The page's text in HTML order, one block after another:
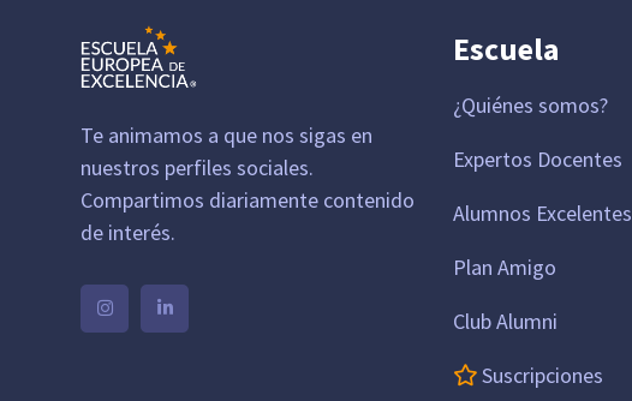
Te animamos a que nos sigas en
nuestros perfiles sociales.
Compartimos diariamente contenido
de interés.
Escuela
¿Quiénes somos?
Expertos Docentes
Alumnos Excelentes
Plan Amigo
Club Alumni
Suscripciones